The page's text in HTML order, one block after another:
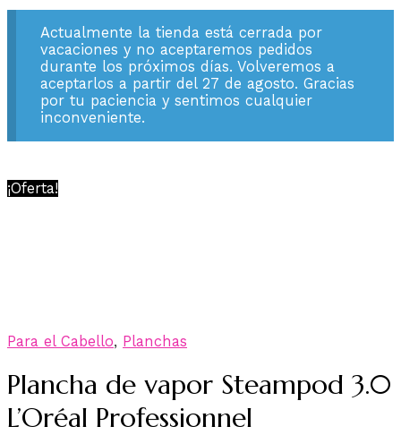
Actualmente la tienda está cerrada por
vacaciones y no aceptaremos pedidos
durante los próximos días. Volveremos a
aceptarlos a partir del 27 de agosto. Gracias
por tu paciencia y sentimos cualquier
inconveniente.
¡Oferta!
Para el Cabello, Planchas
Plancha de vapor Steampod 3.0
L’Oréal Professionnel